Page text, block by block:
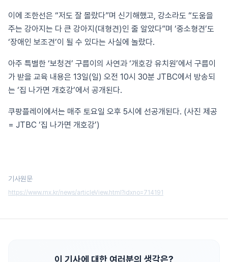
이에 조한선은 “저도 잘 몰랐다”며 신기해했고, 강소라도 “도움을
주는 강아지는 다 큰 강아지(대형견)인 줄 알았다”며 ‘중소형견’도
‘장애인 보조견’이 될 수 있다는 사실에 놀랐다.
아주 특별한 ‘보청견’ 구름이의 사연과 ‘개호강 유치원’에서 구름이
가 받을 교육 내용은 13일(일) 오전 10시 30분 JTBC에서 방송되
는 ‘집 나가면 개호강’에서 공개된다.
쿠팡플레이에서는 매주 토요일 오후 5시에 선공개된다. (사진 제공
= JTBC ‘집 나가면 개호강’)
기사원문
https://www.rnx.kr/news/articleView.html?idxno=714191
이 기사에 대한 여러분의 생각은?